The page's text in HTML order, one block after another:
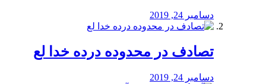
دسامبر 24, 2019
تصادف در محدوده درده خدا لع
دسامبر 24, 2019